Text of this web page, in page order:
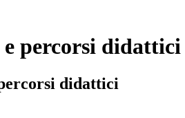
percorsi didattici
didattici